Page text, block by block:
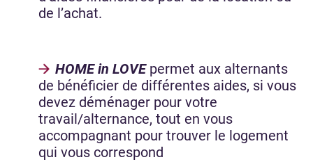
de l’achat.
HOME in LOVEpermet aux alternants
de bénéficier de différentes aides, si vous
devez déménager pour votre
travail/alternance, tout en vous
accompagnant pour trouver le logement
qui vous correspond